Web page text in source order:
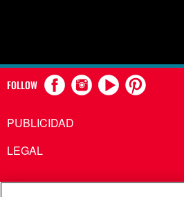
FOLLOW
PUBLICIDAD
LEGAL